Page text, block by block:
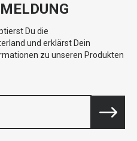
Du die
und erklärst Dein
zu unseren Produkten